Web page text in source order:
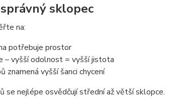
sklopec
na:
potřebuje prostor
vyšší odolnost = vyšší jistota
vyšší šanci chycení
se nejlépe osvědčují střední až větší sklopce.